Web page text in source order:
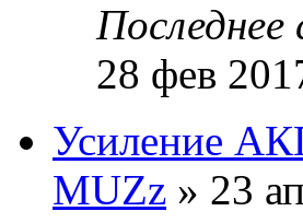
28 фев
Усиление
MUZz » 23